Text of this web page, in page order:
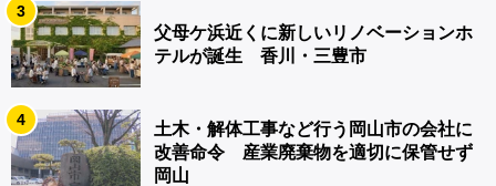
3
父母ケ浜近くに新しいリノベーションホ
テルが誕生 香川・三豊市
4
土木・解体工事など行う岡山市の会社に
改善命令 産業廃棄物を適切に保管せず
岡山